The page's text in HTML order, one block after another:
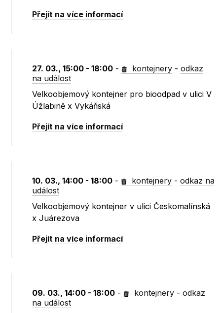
Přejít na více informací
27. 03., 15:00 - 18:00 - kontejnery -odkaz
na událost
Velkoobjemový kontejner pro bioodpad v ulici V
Úžlabině x Vykáňská
Přejít na více informací
10. 03., 14:00 - 18:00 - kontejnery -odkaz na
událost
Velkoobjemový kontejner v ulici Českomalínská
x Juárezova
Přejít na více informací
09. 03., 14:00 - 18:00 - kontejnery -odkaz
na událost